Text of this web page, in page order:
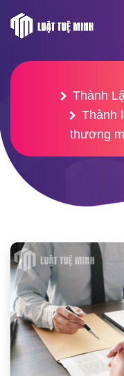
Thành
Thành
thương